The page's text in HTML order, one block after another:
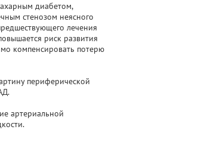
диабетом,
стенозом неясного
лечения
риск развития
компенсировать потерю
периферической
артериальной